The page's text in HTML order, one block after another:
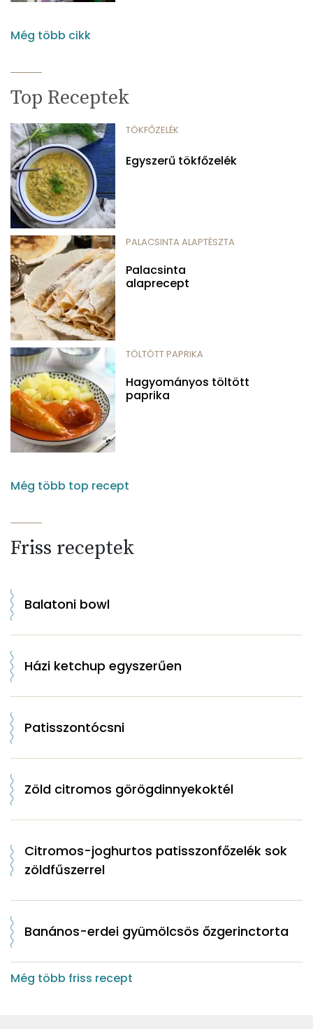
Még több cikk
Top Receptek
TÖKFŐZELÉK
Egyszerű tökfőzelék
PALACSINTA ALAPTÉSZTA
Palacsinta
alaprecept
TÖLTÖTT PAPRIKA
Hagyományos töltött
paprika
Még több top recept
Friss receptek
Balatoni bowl
Házi ketchup egyszerűen
Patisszontócsni
Zöld citromos görögdinnyekoktél
Citromos-joghurtos patisszonfőzelék sok
zöldfűszerrel
Banános-erdei gyümölcsös őzgerinctorta
Még több friss recept